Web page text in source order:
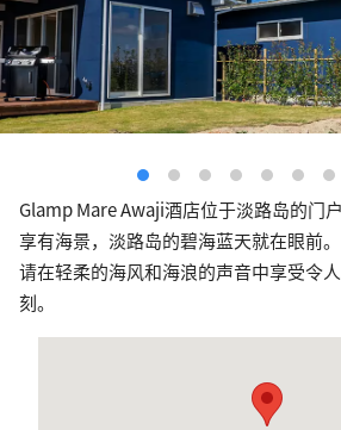
Glamp Mare Awaji酒店位于淡路岛的门
享有海景，淡路岛的碧海蓝天就在眼前。
请在轻柔的海风和海浪的声音中享受令
刻。